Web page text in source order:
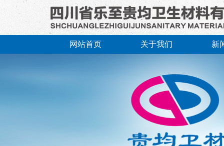
网站首页 关于我们 新